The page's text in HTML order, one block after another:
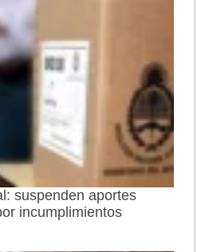
suspenden aportes
incumplimientos